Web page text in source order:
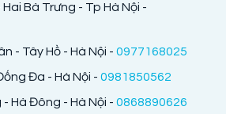
Bà Trưng - Tp Hà Nội -
- Tây Hồ - Hà Nội - 0977168025
Đa - Hà Nội - 0981850562
Hà Đông - Hà Nội - 0868890626